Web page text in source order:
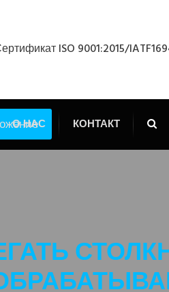
ISO 9001:2015/
Избежать Механической
О НАС КОНТАКТ